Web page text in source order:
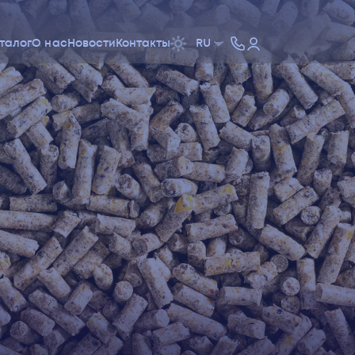
О нас Новости Контакты RU